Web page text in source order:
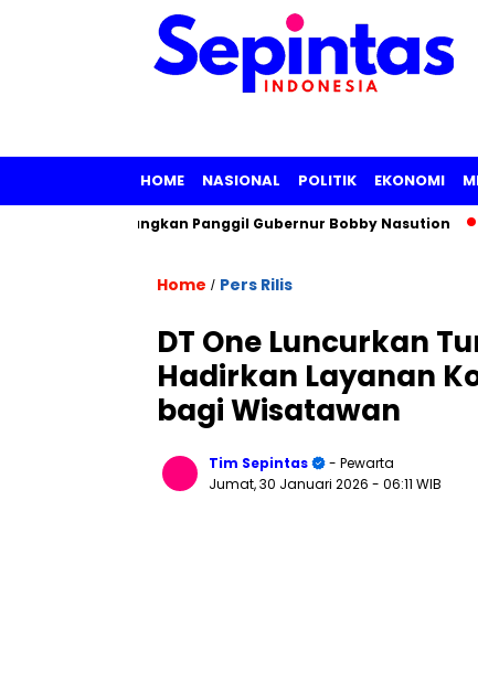
HOME NASIONAL POLITIK EKONOMI
Pertimbangkan Panggil Gubernur Bobby Nasution
Home / Pers Rilis
DT One Luncurkan
Hadirkan Layanan
bagi Wisatawan
Tim Sepintas
- Pewarta
Jumat, 30 Januari 2026 - 06:11 WIB